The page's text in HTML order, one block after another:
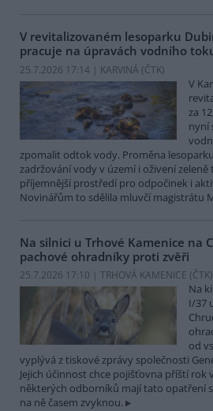
V revitalizovaném lesoparku
pracuje na úpravách vodního
25.7.2026 17:14 | KARVINÁ (ČTK)
V
za
nyní
zpomalit odtok vody. Proměna
zadržování vody v území i oživení
příjemnější prostředí pro odpočinek i
Novinářům to sdělila mluvčí magistrátu
Na silnici u Trhové Kamenice na
pachové ohradníky proti zvěři
25.7.2026 17:10 | TRHOVÁ KAMENICE (ČTK)
Na
I/37
od
vyplývá z tiskové zprávy společnosti
Jejich účinnost chce pojišťovna příští
některých odborníků mají tato opatření
na ně časem zvyknou.